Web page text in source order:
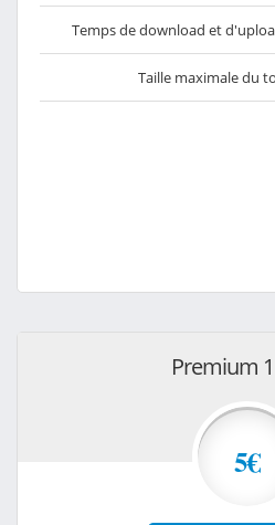
Temps de download et
Taille maximale du
Premium
5€